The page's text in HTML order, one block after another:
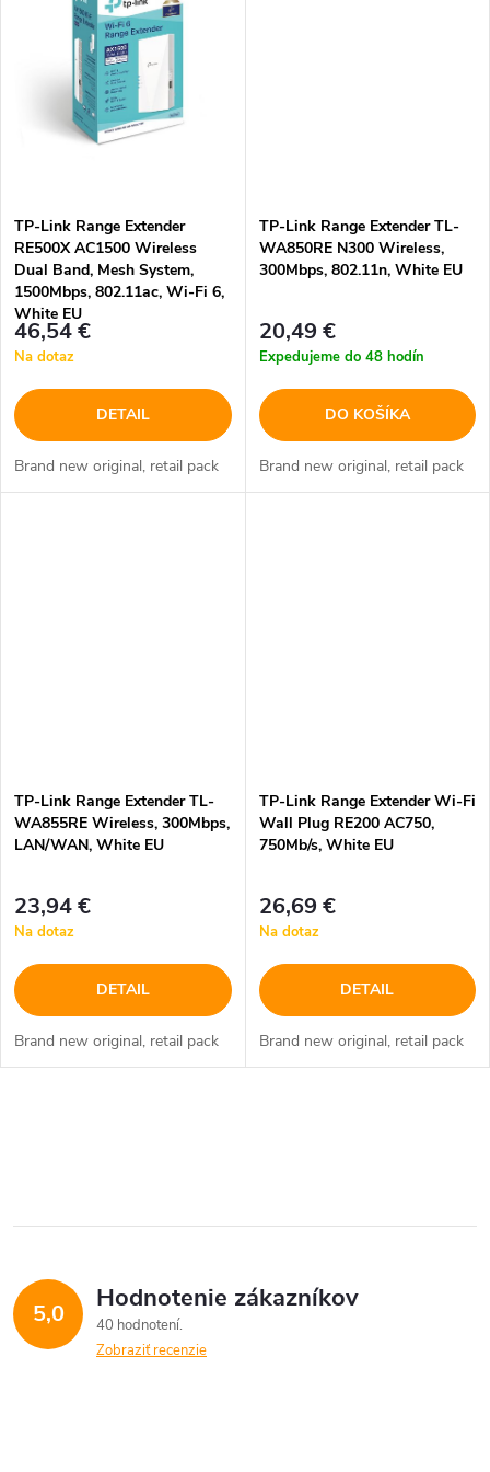
TP-Link Range Extender
RE500X AC1500 Wireless
Dual Band, Mesh System,
1500Mbps, 802.11ac, Wi-Fi 6,
White EU
46,54 €
Na dotaz
DETAIL
Brand new original, retail pack
TP-Link Range Extender TL-
WA850RE N300 Wireless,
300Mbps, 802.11n, White EU
20,49 €
Expedujeme do 48 hodín
DO KOŠÍKA
Brand new original, retail pack
TP-Link Range Extender TL-
WA855RE Wireless, 300Mbps,
LAN/WAN, White EU
23,94 €
Na dotaz
DETAIL
Brand new original, retail pack
TP-Link Range Extender Wi-Fi
Wall Plug RE200 AC750,
750Mb/s, White EU
26,69 €
Na dotaz
DETAIL
Brand new original, retail pack
l
d
a
5,0 Hodnotenie zákazníkov
40 hodnotení
Zobraziť recenzie